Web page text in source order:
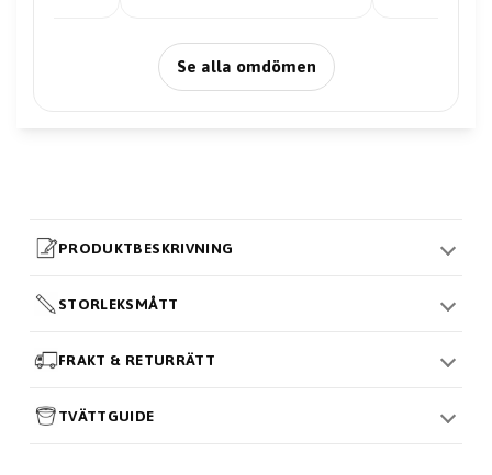
Se alla omdömen
PRODUKTBESKRIVNING
STORLEKSMÅTT
FRAKT & RETURRÄTT
TVÄTTGUIDE